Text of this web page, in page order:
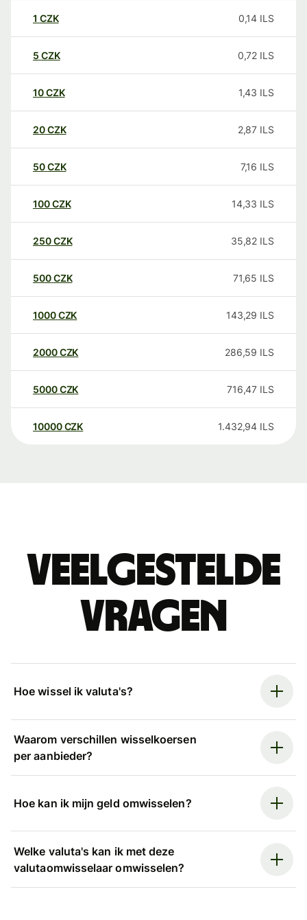
1 CZK 0,14 ILS
5 CZK 0,72 ILS
10CZK 1,43 ILS
20CZK 2,87 ILS
50CZK 7,16 ILS
100CZK 14,33 ILS
250CZK 35,82 ILS
500CZK 71,65 ILS
1000CZK 143,29 ILS
2000CZK 286,59 ILS
5000CZK 716,47 ILS
10000 CZK 1.432,94 ILS
Veelgestelde
vragen
Hoe wissel ik valuta's?
Waarom verschillen wisselkoersen
per aanbieder?
Hoe kan ik mijn geld omwisselen?
Welke valuta's kan ik met deze
valutaomwisselaar omwisselen?